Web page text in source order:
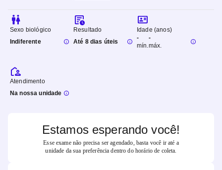
Sexo biológico
Indiferente
Resultado
Até 8 dias úteis
Idade (anos)
-
mín.
-
máx.
Atendimento
Na nossa unidade
Estamos esperando você!
Esse exame não precisa ser agendado, basta você ir até a
unidade da sua preferência dentro do horário de coleta.